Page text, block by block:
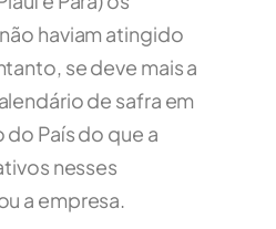
haviam atingido
se deve mais a
de safra em
País do que a
nesses
a empresa.